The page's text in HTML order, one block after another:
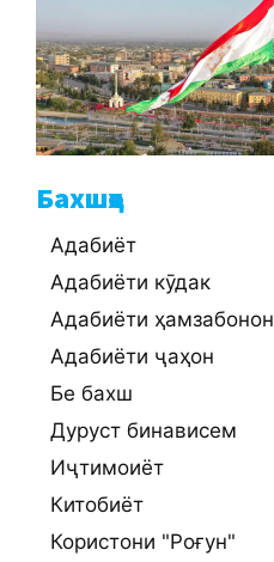
Бахшҳо
Адабиёт
Адабиёти кӯдак
Адабиёти ҳамзабонон
Адабиёти ҷаҳон
Бе бахш
Дуруст бинависем
Иҷтимоиёт
Китобиёт
Користони "Роғун"